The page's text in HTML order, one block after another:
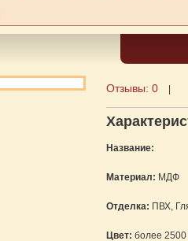
Отзывы:0
Название:
Материал: МДФ
Отделка: ПВХ,
Цвет: более 2500